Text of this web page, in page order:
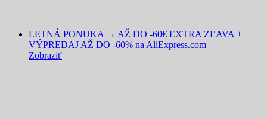
LETNÁ PONUKA → AŽ DO -60€ EXTRA ZĽAVA +
VÝPREDAJ AŽ DO -60% na AliExpress.com
Zobraziť